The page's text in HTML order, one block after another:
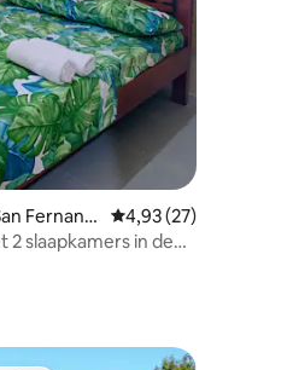
uit 5, 19 recensies
Fernand
Gemiddelde
4,93 (27)
slaapkamers in de